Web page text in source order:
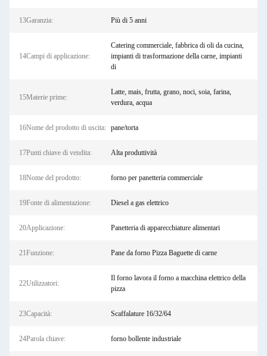
13Garanzia: Più di 5 anni
14Campi di applicazione:
Catering commerciale, fabbrica di oli da cucina,
impianti di trasformazione della carne, impianti
di
15Materie prime:
Latte, mais, frutta, grano, noci, soia, farina,
verdura, acqua
16Nome del prodotto di uscita: pane/torta
17Punti chiave di vendita: Alta produttività
18Nome del prodotto: forno per panetteria commerciale
19Fonte di alimentazione: Diesel a gas elettrico
20Applicazione: Panetteria di apparecchiature alimentari
21Funzione: Pane da forno Pizza Baguette di carne
22Utilizzatori:
Il forno lavora il forno a macchina elettrico della
pizza
23Capacità: Scaffalature 16/32/64
24Parola chiave: forno bollente industriale